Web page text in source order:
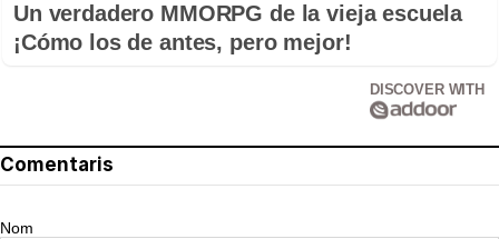
Un verdadero MMORPG de la vieja escuela
¡Cómo los de antes, pero mejor!
DISCOVER WITH
Comentaris
Nom